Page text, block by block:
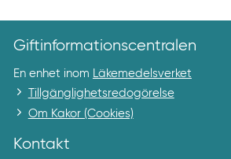
Giftinformationscentralen
En enhet inom
Läkemedelsverket
Tillgänglighetsredogörelse
Om Kakor (Cookies)
Kontakt